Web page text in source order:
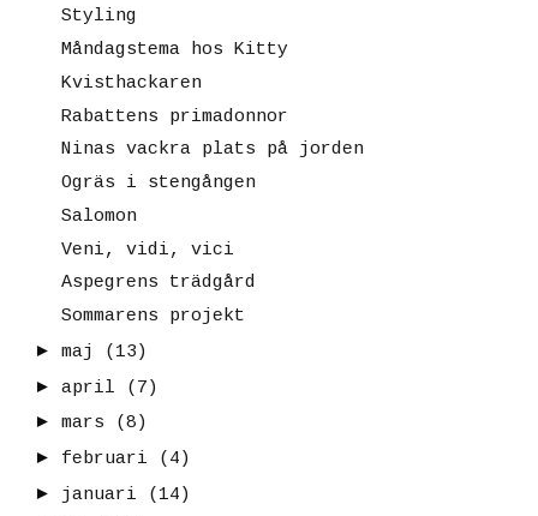
Styling
Måndagstema hos Kitty
Kvisthackaren
Rabattens primadonnor
Ninas vackra plats på jorden
Ogräs i stengången
Salomon
Veni, vidi, vici
Aspegrens trädgård
Sommarens projekt
► maj
(13)
► april
(7)
► mars
(8)
► februari
(4)
► januari
(14)